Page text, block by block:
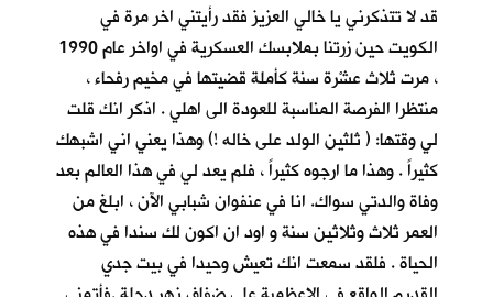
قد لا تتذكرني يا خالي العزيز فقد رأيتني اخر مرة في
الكويت حين زرتنا بملابسك العسكرية في اواخر عام 1990
، مرت ثلاث عشْرة سنة كأملة قضيتها في مخيم رفحاء ،
منتظرا الفرصة المناسبة للعودة الى اهلي . اذكر انك قلت
لي وقتها: ( ثلثين الولد على خاله !) وهذا يعني اني اشبهك
كثيراً . وهذا ما ارجوه كثيراً ، فلم يعد لي في هذا العالم بعد
وفاة والدتي سواك. انا في عنفوان شبابي الآن ، ابلغ من
العمر ثلاث وثلاثين سنة و اود ان اكون لك سندا في هذه
الحياة . فلقد سمعت انك تعيش وحيدا في بيت جدي